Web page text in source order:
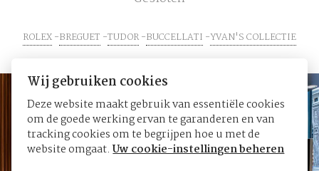
ROLEX BREGUET TUDOR BUCCELLATI YVAN'S COLLECTIE
Wij gebruiken cookies
Deze website maakt gebruik van essentiële cookies
om de goede werking ervan te garanderen en van
tracking cookies om te begrijpen hoe u met de
website omgaat.Uw cookie-instellingen beheren